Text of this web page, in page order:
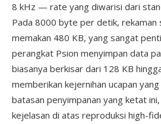
8 kHz — rate yang diwarisi dari
Pada 8000 byte per detik, rekaman
memakan 480 KB, yang sangat
perangkat Psion menyimpan data
biasanya berkisar dari 128 KB
memberikan kejernihan ucapan
batasan penyimpanan yang ketat
kejelasan di atas reproduksi high-